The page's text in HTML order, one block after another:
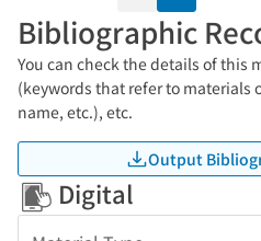
2016年度藤原賞受賞候補者
賞の受賞者決まる 2015年
2015年度山本賞の受賞者決
会奨励賞の受賞者決まる 日
年大会「最新の大気科学: 衛
セッションの報告(研究会報
会の開催報告(研究会報告)
本気象学会英文レター誌
次 2016年度春季大会の専門
会シンポジウム「気象学に
ションの在り方」の報告) 3.
観中立はあるのか?(2014年
「気象学における科学コミ
方」の報告) 4. アンケート
大会シンポジウム「気象学
ーションの在り方」の報告)
第38期第12回理事会議事録
にかかわる補助金申請の募
TOMACS国際ワークショッ
ルドとした極端気象に関す
38期第11回理事会議事録 日
島に記録的な大雨をもたら
日本の天候(気候情報) 2015
の天候(気候情報) 新刊図書
Bibliographic
You can check the details of this
(keywords that refer to materials
name, etc.), etc.
Output
Digital